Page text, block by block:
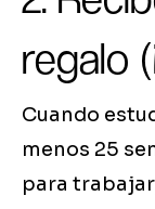
regalo
Cuando
menos 25
para